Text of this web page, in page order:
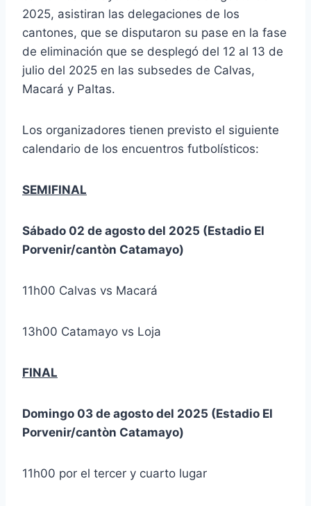
2025, asistiran las delegaciones de los
cantones, que se disputaron su pase en la fase
de eliminación que se desplegó del 12 al 13 de
julio del 2025 en las subsedes de Calvas,
Macará y Paltas.
Los organizadores tienen previsto el siguiente
calendario de los encuentros futbolísticos:
SEMIFINAL
Sábado 02 de agosto del 2025 (Estadio El
Porvenir/cantòn Catamayo)
11h00 Calvas vs Macará
13h00 Catamayo vs Loja
FINAL
Domingo 03 de agosto del 2025 (Estadio El
Porvenir/cantòn Catamayo)
11h00 por el tercer y cuarto lugar